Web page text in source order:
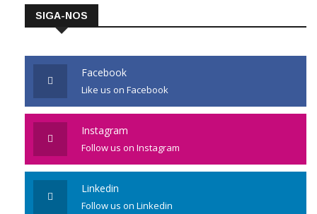
SIGA-NOS
Facebook
Like us on Facebook
Instagram
Follow us on Instagram
Linkedin
Follow us on Linkedin